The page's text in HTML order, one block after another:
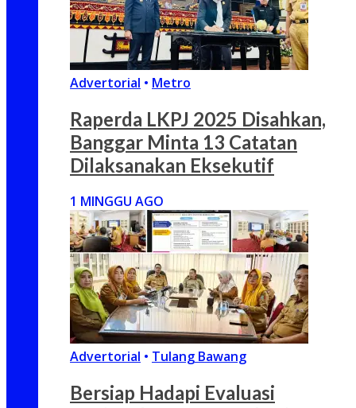
Advertorial • Metro
Raperda LKPJ 2025 Disahkan,
Banggar Minta 13 Catatan
Dilaksanakan Eksekutif
1 MINGGU AGO
Advertorial • Tulang Bawang
Bersiap Hadapi Evaluasi